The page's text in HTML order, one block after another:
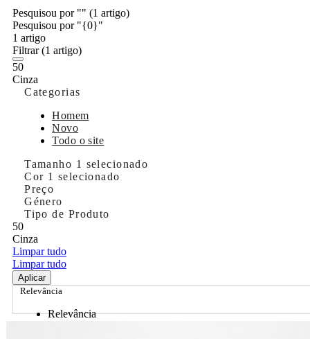
Pesquisou por "" (1 artigo)
Pesquisou por "{0}"
1 artigo
Filtrar(1 artigo)
50
Cinza
Categorias
Homem
Novo
Todo o site
Tamanho 1 selecionado
Cor 1 selecionado
Preço
Género
Tipo de Produto
50
Cinza
Limpar tudo
Limpar tudo
Aplicar
Relevância
Relevância